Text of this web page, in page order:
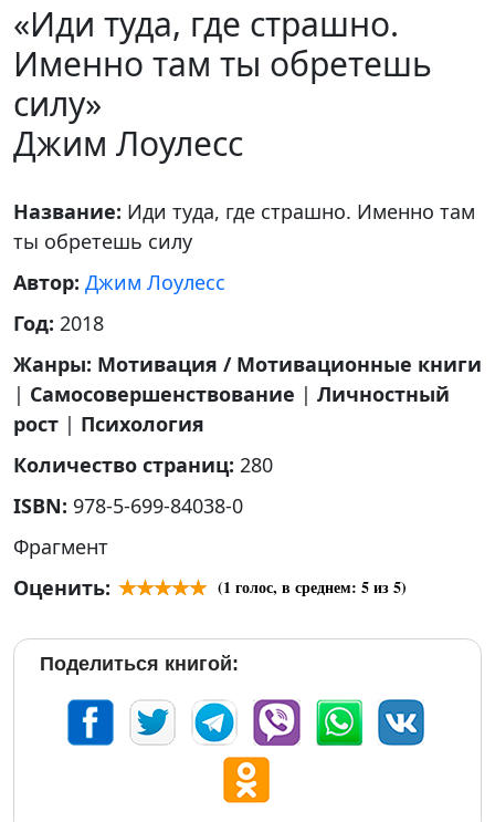
«Иди туда, где страшно.
Именно там ты обретешь
силу»
Джим Лоулесс
Название: Иди туда, где страшно. Именно там
ты обретешь силу
Автор: Джим Лоулесс
Год: 2018
Жанры: Мотивация / Мотивационные книги
| Самосовершенствование | Личностный
рост | Психология
Количество страниц: 280
ISBN: 978-5-699-84038-0
Фрагмент
Оценить:
(1 голос, в среднем: 5из 5)
Поделиться книгой: